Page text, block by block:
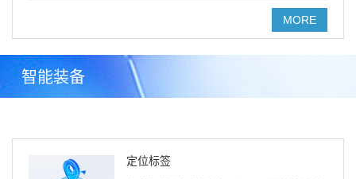
MORE
智能装备
定位标签